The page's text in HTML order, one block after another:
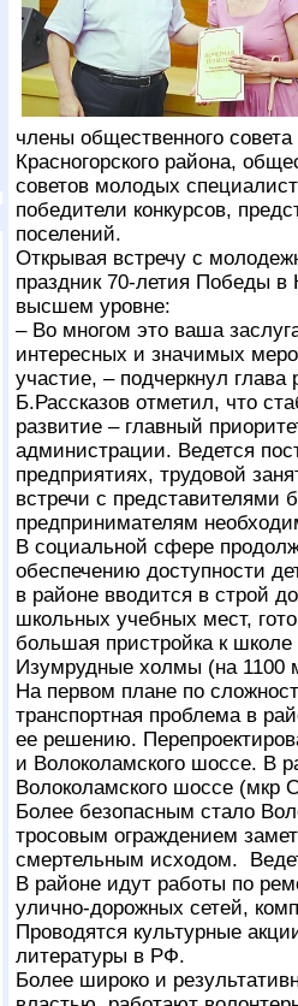
члены общественного
Красногорского района,
советов молодых
победители конкурсов,
поселений.
Открывая встречу с
праздник 70-летия Победы в
высшем уровне:
– Во многом это ваша
интересных и значимых
участие, – подчеркнул
Б.Рассказов отметил, что
развитие – главный
администрации. Ведется
предприятиях, трудовой
встречи с представителями
предпринимателям
В социальной сфере
обеспечению доступности
в районе вводится в строй
школьных учебных мест,
большая пристройка к
Изумрудные холмы (на 1100
На первом плане по
транспортная проблема в
ее решению.
и Волоколамского шоссе. В
Волоколамского шоссе (мкр
Более безопасным стало
тросовым ограждением
смертельным исходом.
В районе идут работы по
улично-дорожных сетей,
Проводятся культурные
литературы в РФ.
Более широко и